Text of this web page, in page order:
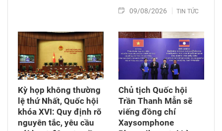
09/08/2026 TIN TỨC
Kỳ họp không thường
lệ thứ Nhất, Quốc hội
khóa XVI: Quy định rõ
nguyên tắc, yêu cầu
Chủ tịch Quốc hội
Trần Thanh Mẫn sẽ
viếng đồng chí
Xaysomphone